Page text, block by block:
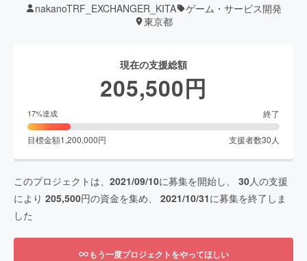
nakanoTRF_EXCHANGER_KITA
ゲーム・サービス開発
東京都
現在の支援総額
205,500円
17%達成 終了
目標金額1,200,000円 支援者数30 人
このプロジェクトは、 2021/09/10に募集を開始し、 30人の支援
により 205,500円の資金を集め、 2021/10/31に募集を終了しま
した
もう一度プロジェクトをやってほしい